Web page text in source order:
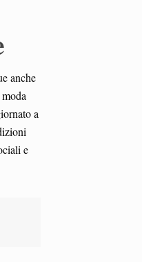
anche
a
e